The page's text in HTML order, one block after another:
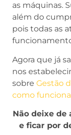
as máquinas.
além do
pois todas as
Agora que já
nos
sobre Gestão
como
Não deixe de
e ficar por